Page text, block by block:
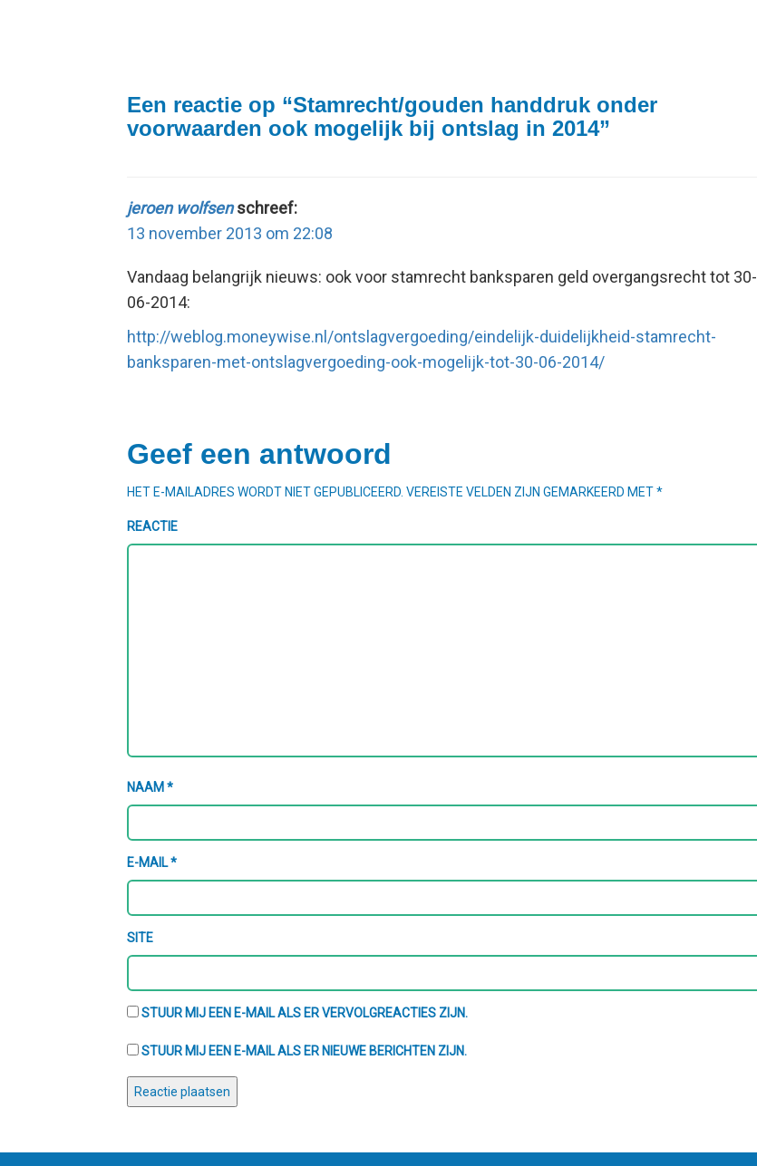
Een reactie op “Stamrecht/gouden handdruk onder
voorwaarden ook mogelijk bij ontslag in 2014”
jeroen wolfsen schreef:
13 november 2013 om 22:08
Vandaag belangrijk nieuws: ook voor stamrecht banksparen geld overgangsrecht tot 30-
06-2014:
http://weblog.moneywise.nl/ontslagvergoeding/eindelijk-duidelijkheid-stamrecht-
banksparen-met-ontslagvergoeding-ook-mogelijk-tot-30-06-2014/
Geef een antwoord
HET E-MAILADRES WORDT NIET GEPUBLICEERD. VEREISTE VELDEN ZIJN GEMARKEERD MET*
REACTIE
NAAM *
E-MAIL*
SITE
STUUR MIJ EEN E-MAIL ALS ER VERVOLGREACTIES ZIJN.
STUUR MIJ EEN E-MAIL ALS ER NIEUWE BERICHTEN ZIJN.